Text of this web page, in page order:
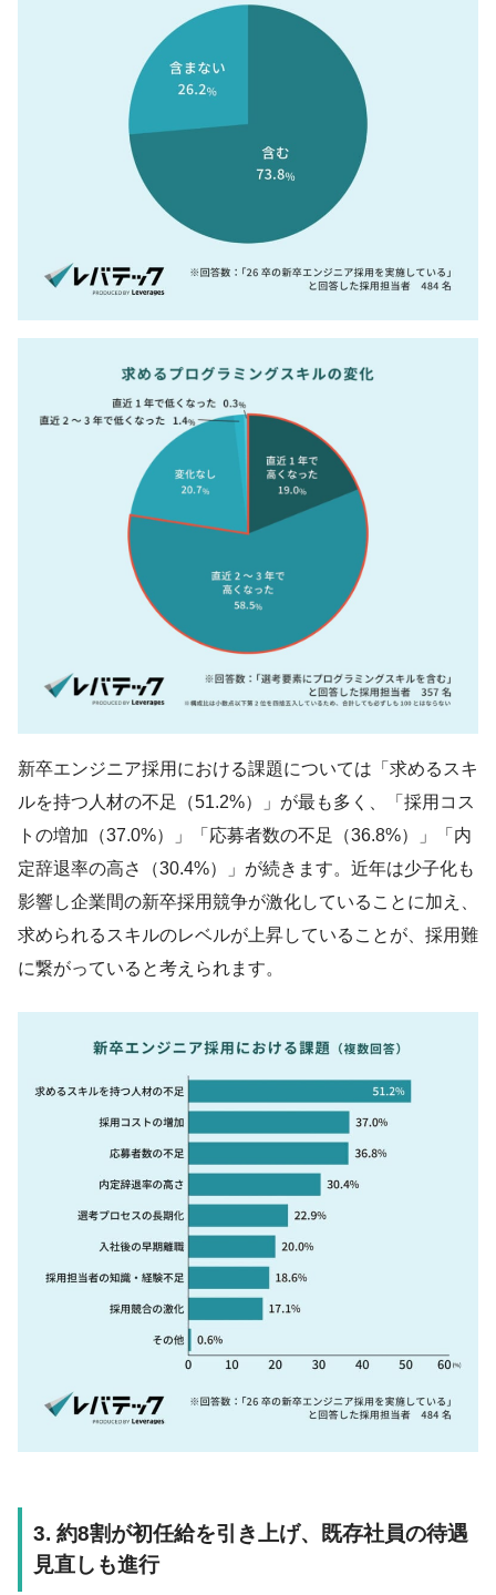
新卒エンジニア採用における課題については「求めるスキ
ルを持つ人材の不足（51.2%）」が最も多く、「採用コス
トの増加（37.0%）」「応募者数の不足（36.8%）」「内
定辞退率の高さ（30.4%）」が続きます。近年は少子化も
影響し企業間の新卒採用競争が激化していることに加え、
求められるスキルのレベルが上昇していることが、採用難
に繋がっていると考えられます。
3. 約8割が初任給を引き上げ、既存社員の待遇
見直しも進行